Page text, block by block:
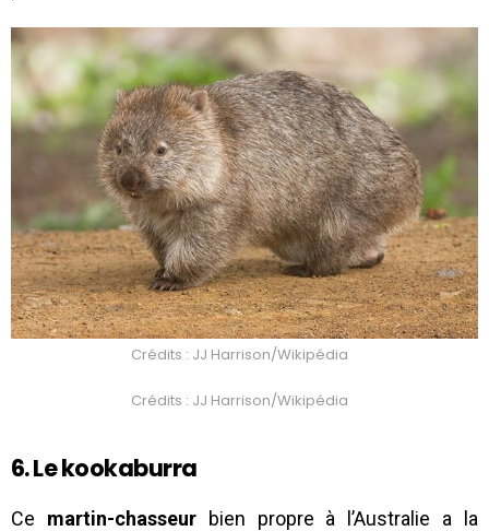
Crédits : JJ Harrison/Wikipédia
Crédits : JJ Harrison/Wikipédia
6. Le kookaburra
Ce martin-chasseurbien propre à l’Australie a la